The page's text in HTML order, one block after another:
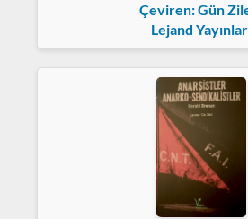
Çeviren: Gün
Lejand